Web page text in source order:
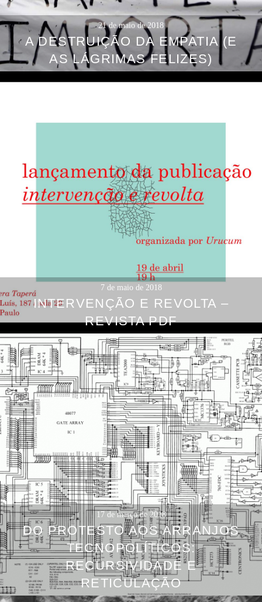
21 de maio de 2018
A DESTRUIÇÃO DA EMPATIA (E
AS LÁGRIMAS FELIZES)
7 de maio de 2018
INTERVENÇÃO E REVOLTA –
REVISTA PDF
17 de março de 2018
DO PROTESTO AOS ARRANJOS
TECNOPOLÍTICOS:
RECURSIVIDADE E
RETICULAÇÃO